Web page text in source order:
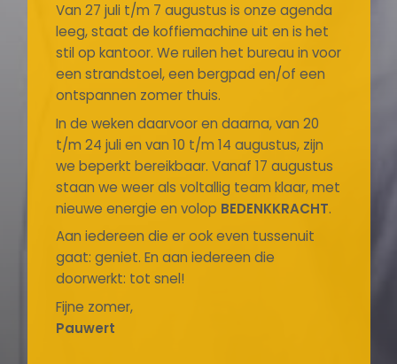
Van 27 juli t/m 7 augustus is onze agenda
leeg, staat de koffiemachine uit en is het
stil op kantoor. We ruilen het bureau in voor
een strandstoel, een bergpad en/of een
ontspannen zomer thuis.
In de weken daarvoor en daarna, van 20
t/m 24 juli en van 10 t/m 14 augustus, zijn
we beperkt bereikbaar. Vanaf 17 augustus
staan we weer als voltallig team klaar, met
nieuwe energie en volop BEDENKKRACHT.
Aan iedereen die er ook even tussenuit
gaat: geniet. En aan iedereen die
doorwerkt: tot snel!
Fijne zomer,
Pauwert